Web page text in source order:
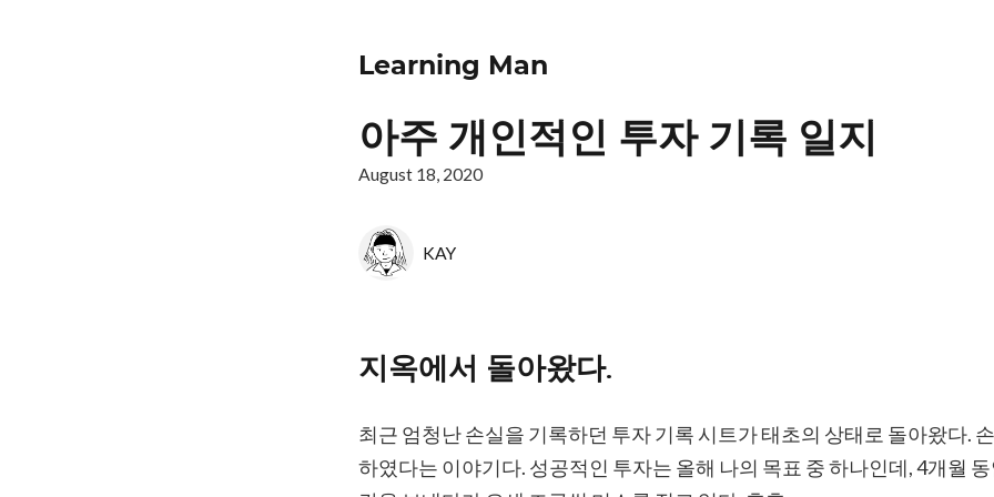
Learning Man
아주 개인적인 투자 기록 일지
August 18, 2020
KAY
지옥에서 돌아왔다.
최근 엄청난 손실을 기록하던 투자 기록 시트가 태초의 상태로 돌아왔다.
하였다는 이야기다. 성공적인 투자는 올해 나의 목표 중 하나인데, 4개월